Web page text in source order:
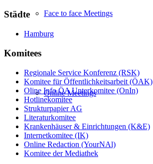
Face to face Meetings
Online Meetings
Städte
Hamburg
Komitees
Regionale Service Konferenz (RSK)
Komitee für Öffentlichkeitsarbeit (ÖAK)
Oline Info ÖA Unterkomitee (OnIn)
Hotlinekomitee
Strukturpapier AG
Literaturkomitee
Krankenhäuser & Einrichtungen (K&E)
Internetkomitee (IK)
Online Redaction (YourNAl)
Komitee der Mediathek